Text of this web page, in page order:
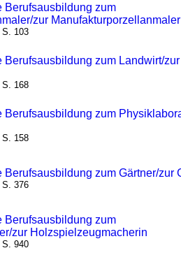
Berufsausbildung zum
zur
S. 103
Berufsausbildung zum Landwirt/zur
S. 168
Berufsausbildung zum
S. 158
Berufsausbildung zum Gärtner/zur
S. 376
Berufsausbildung zum
zur Holzspielzeugmacherin
S. 940